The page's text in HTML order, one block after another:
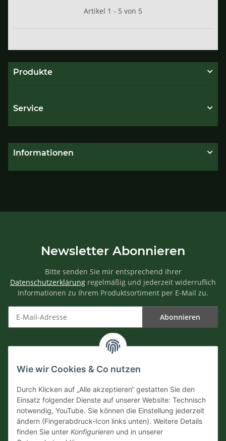
Wie wir Cookies & Co nutzen
Durch Klicken auf „Alle akzeptieren“ gestatten Sie den
Einsatz folgender Dienste auf unserer Website: Technisch
notwendig, YouTube. Sie können die Einstellung jederzeit
ändern (Fingerabdruck-Icon links unten). Weitere Details
finden Sie unter Konfigurieren und in unserer
Artikel 1 - 5 von 5
Produkte
Service
Informationen
Newsletter Abonnieren
Bitte senden Sie mir entsprechend Ihrer
Datenschutzerklärung regelmäßig und jederzeit widerruflich
Informationen zu Ihrem Produktsortiment per E-Mail zu.
Abonnieren
Zahlungsarten